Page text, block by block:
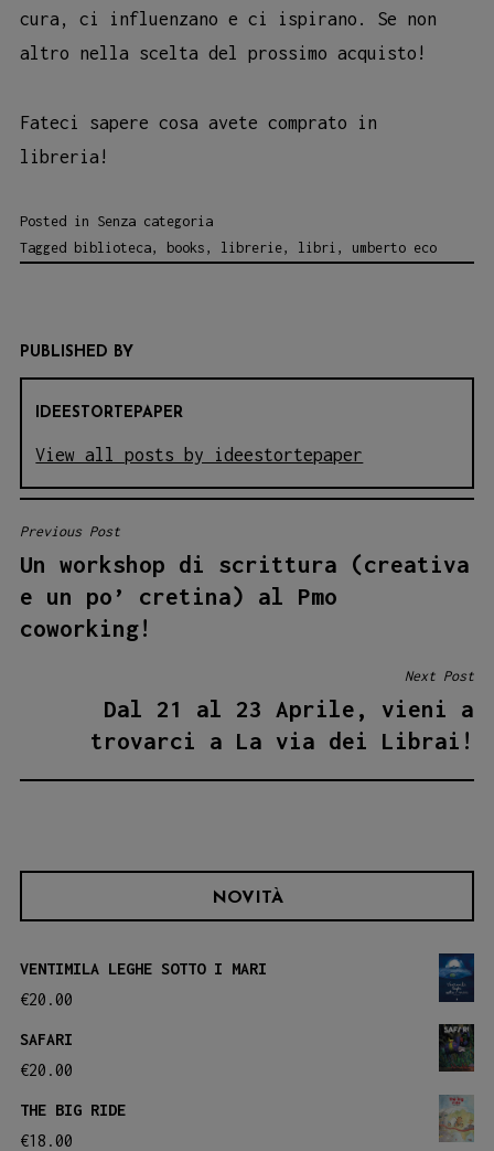
cura, ci influenzano e ci ispirano. Se non
altro nella scelta del prossimo acquisto!
Fateci sapere cosa avete comprato in
libreria!
Posted in Senza categoria
Tagged biblioteca, books , librerie, libri , umberto eco
PUBLISHED BY
IDEESTORTEPAPER
View all posts by ideestortepaper
NAVIGAZIONE
ARTICOLI
Previous Post
Un workshop di scrittura (creativa
e un po’ cretina) al Pmo
coworking!
Next Post
Dal 21 al 23 Aprile, vieni a
trovarci a La via dei Librai!
NOVITÀ
VENTIMILA LEGHE SOTTO I MARI
€20.00
SAFARI
€20.00
THE BIG RIDE
€18.00